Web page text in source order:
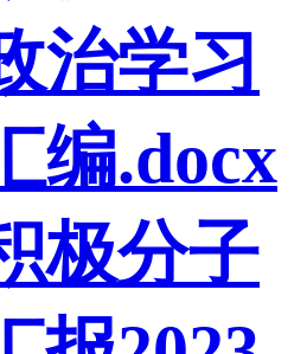
治学习
编.docx
极分子